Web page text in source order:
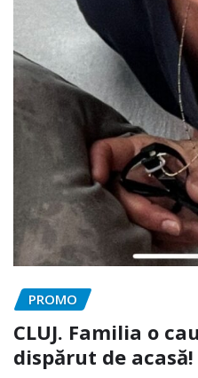
PROMO
CLUJ. Familia o
dispărut de acasă!